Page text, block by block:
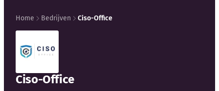
Kennisbank
Blog
Bedrijfsupdates
Home Bedrijven Ciso-Office
Ciso-Office